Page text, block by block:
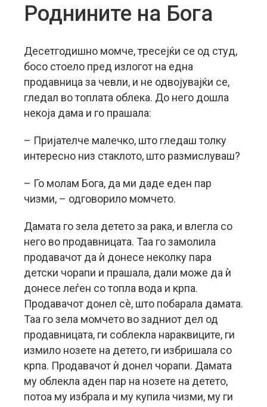
Роднините на Бога
Десетгодишно момче, тресејќи се од студ,
босо стоело пред излогот на една
продавница за чевли, и не одвојувајќи се,
гледал во топлата облека. До него дошла
некоја дама и го прашала:
– Пријателче малечко, што гледаш толку
интересно низ стаклото, што размислуваш?
– Го молам Бога, да ми даде еден пар
чизми, – одговорило момчето.
Дамата го зела детето за рака, и влегла со
него во продавницата. Таа го замолила
продавачот да ѝ донесе неколку пара
детски чорапи и прашала, дали може да ѝ
донесе леѓен со топла вода и крпа.
Продавачот донел сè, што побарала дамата.
Таа го зела момчето во задниот дел од
продавницата, ги соблекла нараквиците, ги
измило нозете на детето, ги избришала со
крпа. Продавачот ѝ донел чорапи. Дамата
му облекла аден пар на нозете на детето,
потоа му избрала и му купила чизми, му ги